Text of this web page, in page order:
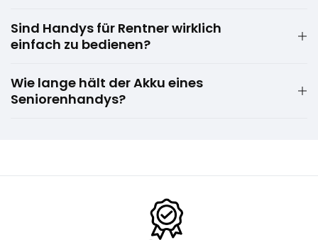
Sind Handys für Rentner wirklich
einfach zu bedienen?
Wie lange hält der Akku eines
Seniorenhandys?